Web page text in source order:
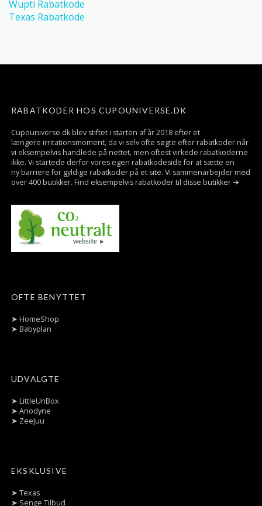
Wupti Rabatkode
Texas Rabatkode
RABATKODER HOS CUPOUNIVERSE.DK
Cupouniverse.dk blev stiftet i starten af år 2018 efter et
længere irritationsmoment, da vi selv ofte søgte efter rabatkoder når
vi eksempelvis handlede på nettet, men oftest virkede rabatkoderne
ikke. Vi startede derfor vores egen rabatkodeside for at sætte en
ny barriere for gyldige rabatkoder på et site. Vi sammenarbejder med
over 400 butikker. Find eksempelvis rabatkoder til disse butikker ➜
OFTE BENYTTET
➤ HomeShop
➤ Babyplan
UDVALGTE
➤ LittleUnBox
➤ Anodyne
➤ ZeeJuu
EKSKLUSIVE
➤ Texas
➤ Senge Tilbud